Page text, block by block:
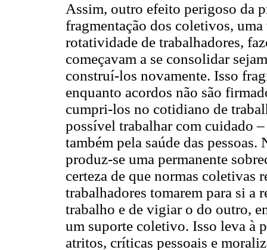
Assim, outro efeito perigoso da
fragmentação dos coletivos,
rotatividade de trabalhadores,
começavam a se consolidar
construí-los novamente. Isso
enquanto acordos não são
cumpri-los no cotidiano de
possível trabalhar com cuidado
também pela saúde das
produz-se uma permanente
certeza de que normas coletivas
trabalhadores tomarem para si a
trabalho e de vigiar o do outro,
um suporte coletivo. Isso leva à
atritos, críticas pessoais e